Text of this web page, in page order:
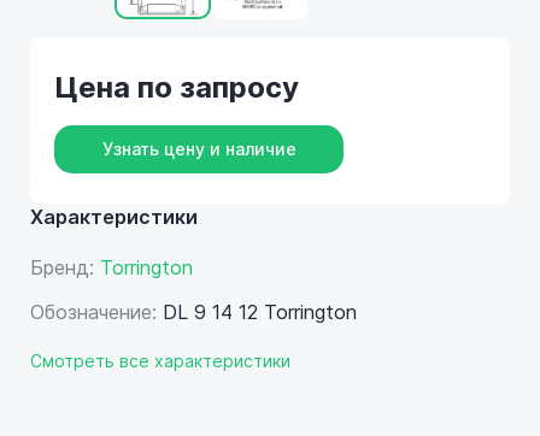
Характеристики
Бренд: Torrington
Обозначение: DL 9 14 12 Torrington
Смотреть все характеристики
Цена по запросу
Узнать цену и наличие